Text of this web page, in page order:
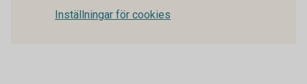
Inställningar för cookies